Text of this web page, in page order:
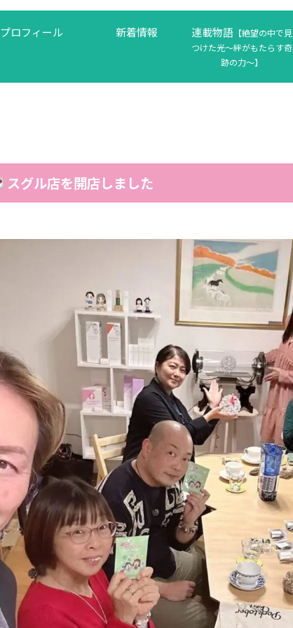
プロフィール 新着情報 連載物語 【絶望の中で見
つけた光〜絆がもたらす奇
跡の力〜】
スグル店を開店しました